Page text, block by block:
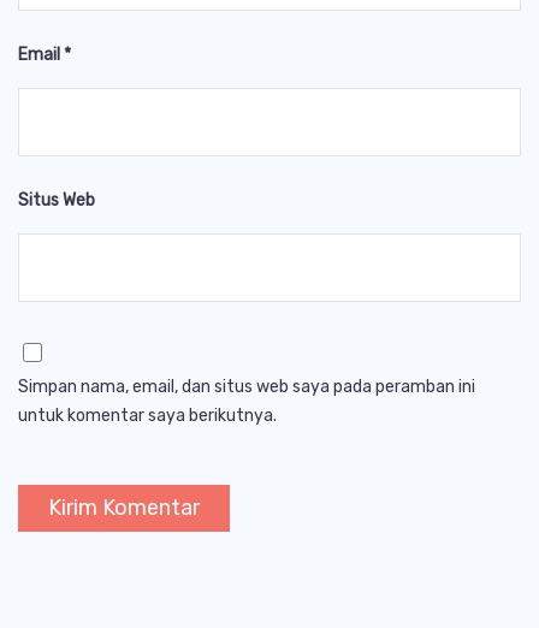
Email *
Situs Web
Simpan nama, email, dan situs web saya pada peramban ini
untuk komentar saya berikutnya.